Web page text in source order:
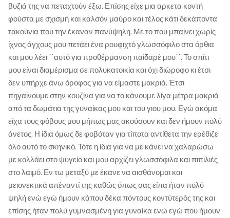
βυζιά της να πεταχτούν έξω. Επίσης είχε μια αρκετα κοντή
φούστα με σχισμή και καλσόν μαύρο και τέλος κάτι δεκάποντα
τακούνια που την έκαναν πανύψηλη. Με το που μπαίνει χωρίς
ίχνος άγχους μου πετάει ένα ρουφιχτό γλωσσόφιλο στα όρθια
και μου λέει ΄΄αυτό για προθέρμανση παίδαρέ μου΄΄. Το σπίτι
μου είναι διαμέρισμα σε πολυκατοικία και όχι διώροφο κι έτσι
δεν υπήρχε άνω όροφος για να είμαστε μακριά. Έτσι
πηγαίνουμε στην κουζίνα για να το κάνουμε λίγα μέτρα μακριά
από τα δωμάτια της γυναίκας μου και του γιου μου. Εγώ ακόμα
είχα τους φόβους μου μήπως μας ακούσουν και δεν ήμουν πολύ
άνετος. Η ίδια όμως δε φοβόταν για τίποτα αντίθετα την ερέθιζε
όλο αυτό το σκηνικό. Τότε η ίδια για να με κάνει να χαλαρώσω
με κολλάει στο ψυγείο και μου αρχίζει γλωσσόφιλα και πιπιλιές
στο λαιμό. Εν τω μεταξύ με έκανε να αισθάνομαι και
μειονεκτικά απέναντί της καθώς όπως σας είπα ήταν πολύ
ψηλή ενώ εγώ ήμουν κάπου δέκα πόντους κοντύτερός της και
επίσης ήταν πολύ γυμνασμένη για γυναίκα ενώ εγώ που ήμουν